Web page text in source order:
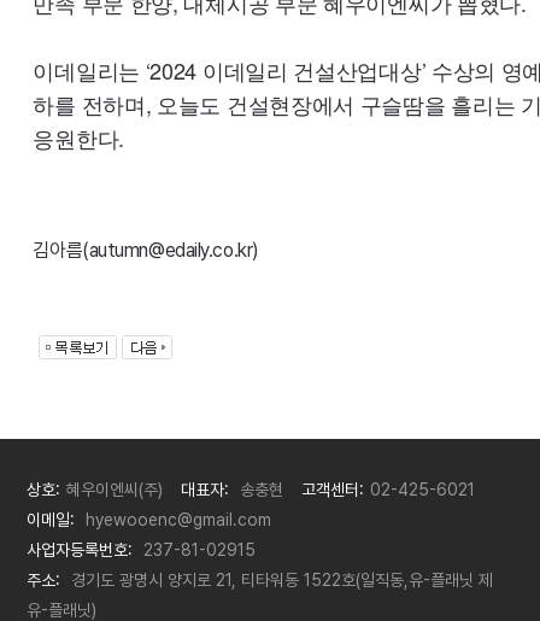
이데일리는 ‘2024 이데일리 건설산업대상’ 수상의 영
하를 전하며, 오늘도 건설현장에서 구슬땀을 흘리는
응원한다.
김아름(autumn@edaily.co.kr)
상호: 혜우이엔씨(주) 대표자: 송충현 고객센터: 02-425-6021
이메일:
hyewooenc@gmail.com
사업자등록번호:
237-81-02915
주소:
경기도 광명시 양지로 21, 티타워동 1522호(일직동,유-플래닛 제
유-플래닛)